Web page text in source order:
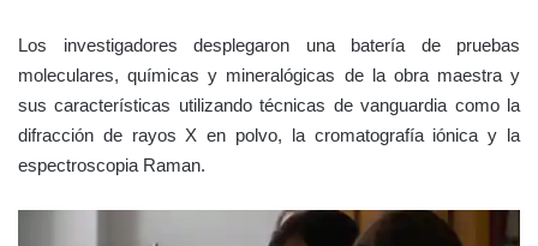
Los investigadores desplegaron una batería de pruebas
moleculares, químicas y mineralógicas de la obra maestra y
sus características utilizando técnicas de vanguardia como la
difracción de rayos X en polvo, la cromatografía iónica y la
espectroscopia Raman.